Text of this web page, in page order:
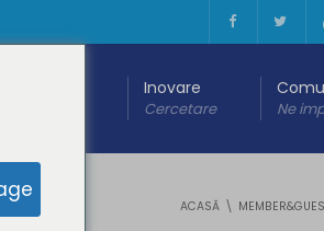
digitală Inovare
Cercetare Ne
ACASĂ